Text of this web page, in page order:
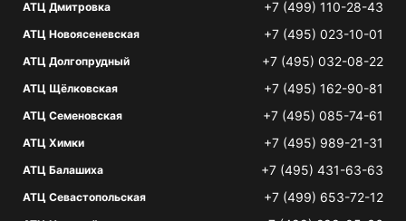
АТЦ Дмитровка +7 (499) 110-28-43
АТЦ Новоясеневская +7 (495) 023-10-01
АТЦ Долгопрудный +7 (495) 032-08-22
АТЦ Щёлковская +7 (495) 162-90-81
АТЦ Семеновская +7 (495) 085-74-61
АТЦ Химки +7 (495) 989-21-31
АТЦ Балашиха +7 (495) 431-63-63
АТЦ Севастопольская +7 (499) 653-72-12